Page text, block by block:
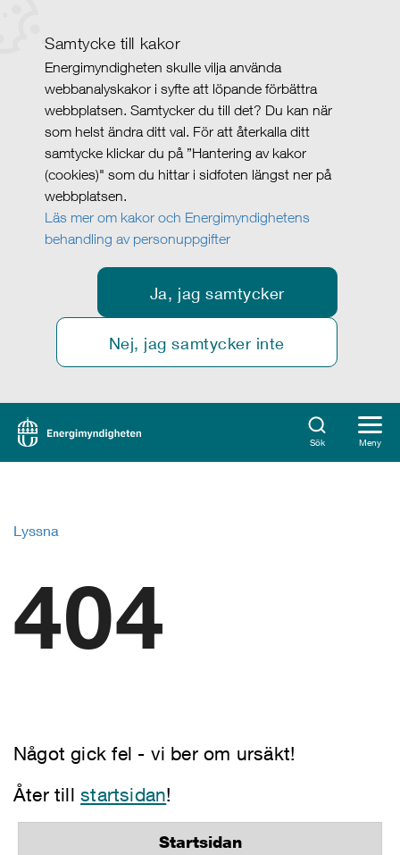
Samtycke till kakor
Energimyndigheten skulle vilja använda
webbanalyskakor i syfte att löpande förbättra
webbplatsen. Samtycker du till det? Du kan när
som helst ändra ditt val. För att återkalla ditt
samtycke klickar du på ”Hantering av kakor
(cookies)" som du hittar i sidfoten längst ner på
webbplatsen.
Läs mer om kakor och Energimyndighetens
behandling av personuppgifter
Ja, jag samtycker
Nej, jag samtycker inte
Sök Meny
Lyssna
404
Något gick fel - vi ber om ursäkt!
Åter tillstartsidan!
Startsidan